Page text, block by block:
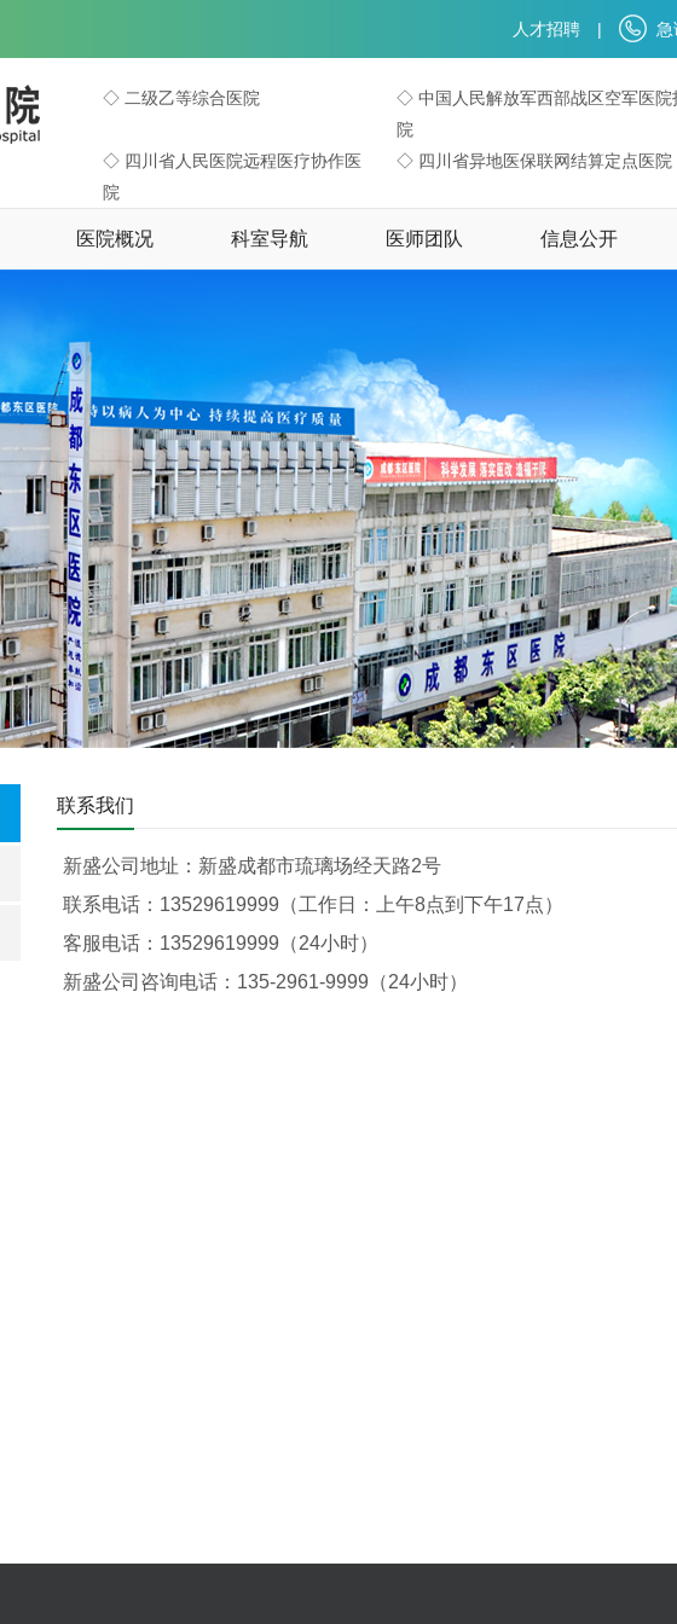
人才招聘 |
◇ 二级乙等综合医院
◇ 中国人民解放军西部战区空军医院
院
◇ 四川省人民医院远程医疗协作医
院
◇ 四川省异地医保联网结算定点医院
医院概况 科室导航 医师团队 信息公开
联系我们
新盛公司地址：新盛成都市琉璃场经天路2号
联系电话：13529619999 （工作日：上午8点到下午17点）
客服电话：13529619999（24小时）
新盛公司咨询电话：135-2961-9999（24小时）